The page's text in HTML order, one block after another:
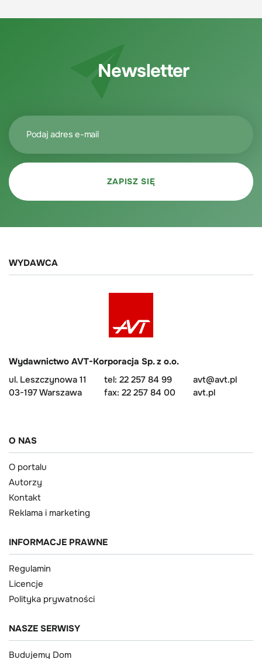
Newsletter
WYDAWCA
Wydawnictwo AVT-Korporacja Sp. z o.o.
ul. Leszczynowa 11
03-197 Warszawa
tel: 22 257 84 99
fax: 22 257 84 00
avt@avt.pl
avt.pl
O NAS
O portalu
Autorzy
Kontakt
Reklama i marketing
INFORMACJE PRAWNE
Regulamin
Licencje
Polityka prywatności
NASZE SERWISY
Budujemy Dom